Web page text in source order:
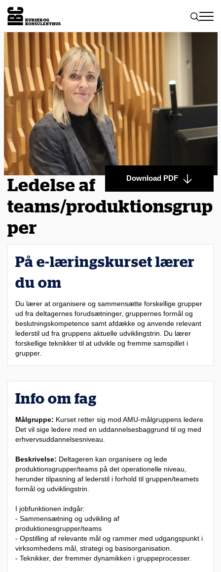
Toggle
Ledelse af
teams/produktionsgrup
per
Download PDF
På e-læringskurset lærer
du om
Du lærer at organisere og sammensætte forskellige grupper
ud fra deltagernes forudsætninger, gruppernes formål og
beslutningskompetence samt afdække og anvende relevant
lederstil ud fra gruppens aktuelle udviklingstrin. Du lærer
forskellige teknikker til at udvikle og fremme samspillet i
grupper.
Info om fag
Målgruppe: Kurset retter sig mod AMU-målgruppens ledere.
Det vil sige ledere med en uddannelsesbaggrund til og med
erhvervsuddannelsesniveau.
Beskrivelse: Deltageren kan organisere og lede
produktionsgrupper/teams på det operationelle niveau,
herunder tilpasning af lederstil i forhold til gruppen/teamets
formål og udviklingstrin.
I jobfunktionen indgår:
- Sammensætning og udvikling af
produktionesgrupper/teams
- Opstilling af relevante mål og rammer med udgangspunkt i
virksomhedens mål, strategi og basisorganisation.
- Teknikker, der fremmer dynamikken i gruppeprocesser.